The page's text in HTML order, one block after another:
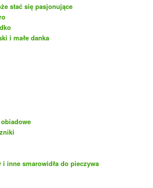
stać się pasjonujące
i małe danka
i inne smarowidła do pieczywa